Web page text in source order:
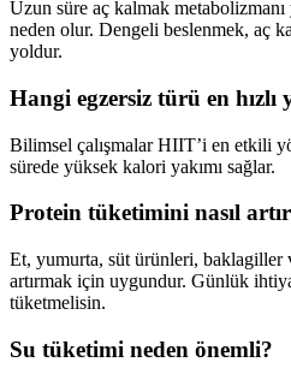
Uzun süre aç kalmak metabolizmanı
neden olur. Dengeli beslenmek, aç
yoldur.
Hangi egzersiz türü en hızlı
Bilimsel çalışmalar HIIT’i en etkili
sürede yüksek kalori yakımı sağlar.
Protein tüketimini nasıl
Et, yumurta, süt ürünleri, baklagiller
artırmak için uygundur. Günlük
tüketmelisin.
Su tüketimi neden önemli?